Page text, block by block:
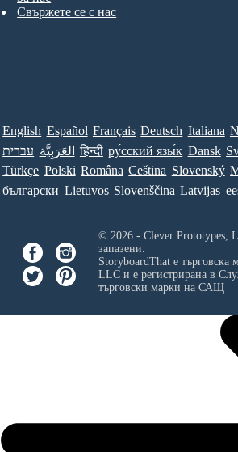
Свържете се с нас
English Español Français Deutsch Italiana
עברית العَرَبِيَّة हिन्दी ру́сский язы́к Dansk
Türkçe Polski Româna Ceština Slovenský
български Lietuvos Slovenščina Latvijas
© 2026 - Clever Prototypes,
запазени.
StoryboardThat е търговска
LLCи е регистрирана в
търговски марки на САЩ